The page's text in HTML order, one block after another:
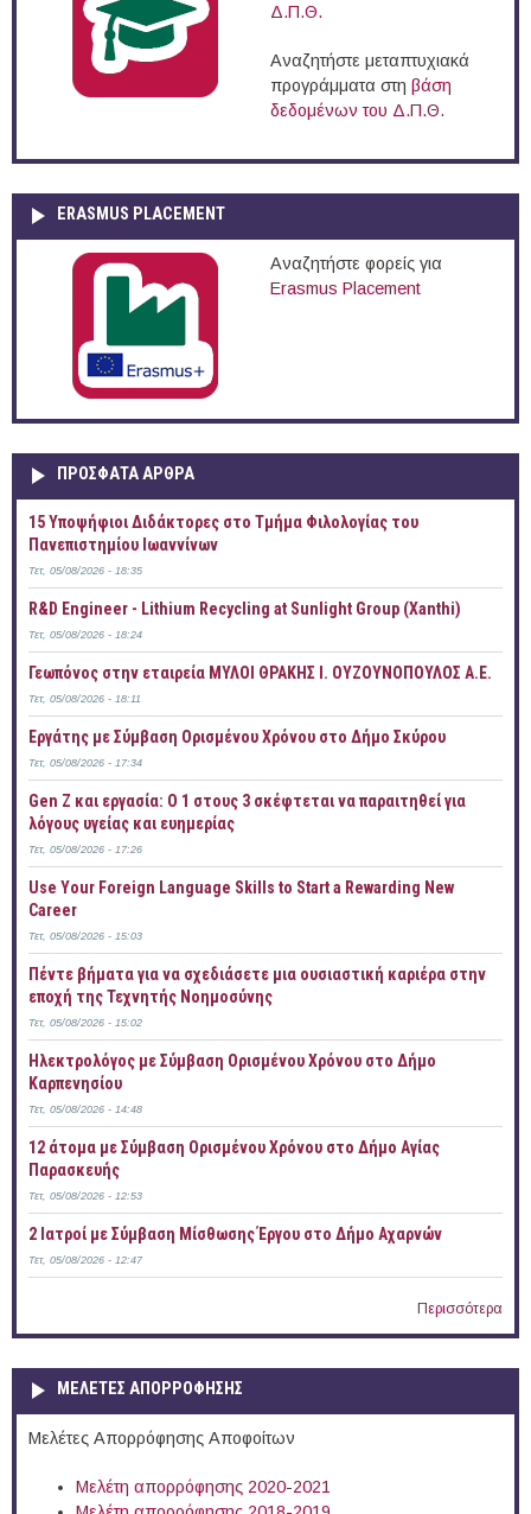
Δ.Π.Θ.
Αναζητήστε μεταπτυχιακά
προγράμματα στη βάση
δεδομένων του Δ.Π.Θ.
ERASMUS PLACEMENT
Αναζητήστε φορείς για
Erasmus Placement
ΠΡOΣΦΑΤΑ AΡΘΡΑ
15 Υποψήφιοι Διδάκτορες στο Τμήμα Φιλολογίας του
Πανεπιστημίου Ιωαννίνων
Τετ, 05/08/2026 - 18:35
R&D Engineer - Lithium Recycling at Sunlight Group (Xanthi)
Τετ, 05/08/2026 - 18:24
Γεωπόνος στην εταιρεία ΜΥΛΟΙ ΘΡΑΚΗΣ Ι. ΟΥΖΟΥΝΟΠΟΥΛΟΣ Α.Ε.
Τετ, 05/08/2026 - 18:11
Εργάτης με Σύμβαση Ορισμένου Χρόνου στο Δήμο Σκύρου
Τετ, 05/08/2026 - 17:34
Gen Z και εργασία: Ο 1 στους 3 σκέφτεται να παραιτηθεί για
λόγους υγείας και ευημερίας
Τετ, 05/08/2026 - 17:26
Use Your Foreign Language Skills to Start a Rewarding New
Career
Τετ, 05/08/2026 - 15:03
Πέντε βήματα για να σχεδιάσετε μια ουσιαστική καριέρα στην
εποχή της Τεχνητής Νοημοσύνης
Τετ, 05/08/2026 - 15:02
Ηλεκτρολόγος με Σύμβαση Ορισμένου Χρόνου στο Δήμο
Καρπενησίου
Τετ, 05/08/2026 - 14:48
12 άτομα με Σύμβαση Ορισμένου Χρόνου στο Δήμο Αγίας
Παρασκευής
Τετ, 05/08/2026 - 12:53
2 Ιατροί με Σύμβαση Μίσθωσης Έργου στο Δήμο Αχαρνών
Τετ, 05/08/2026 - 12:47
Περισσότερα
ΜΕΛΕΤΕΣ ΑΠΟΡΡΟΦΗΣΗΣ
Μελέτες Απορρόφησης Αποφοίτων
Μελέτη απορρόφησης 2020-2021